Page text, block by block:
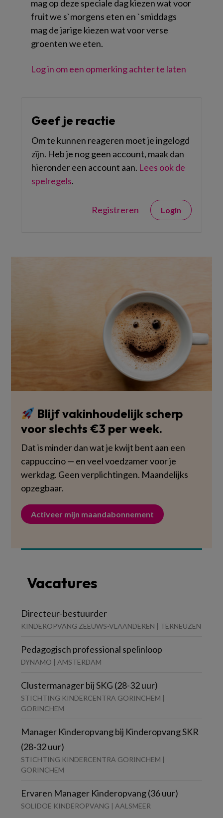
mag op deze speciale dag kiezen wat voor
fruit we s`morgens eten en `smiddags
mag de jarige kiezen wat voor verse
groenten we eten.
Log in om een opmerking achter te laten
Geef je reactie
Om te kunnen reageren moet je ingelogd
zijn. Heb je nog geen account, maak dan
hieronder een account aan. Lees ook de
spelregels.
Registreren Login
Blijf vakinhoudelijk scherp
voor slechts €3 per week.
Dat is minder dan wat je kwijt bent aan een
cappuccino — en veel voedzamer voor je
werkdag. Geen verplichtingen. Maandelijks
opzegbaar.
Activeer mijn maandabonnement
Vacatures
Directeur-bestuurder
KINDEROPVANG ZEEUWS-VLAANDEREN | TERNEUZEN
Pedagogisch professional spelinloop
DYNAMO | AMSTERDAM
Clustermanager bij SKG (28-32 uur)
STICHTING KINDERCENTRA GORINCHEM |
GORINCHEM
Manager Kinderopvang bij Kinderopvang SKR
(28-32 uur)
STICHTING KINDERCENTRA GORINCHEM |
GORINCHEM
Ervaren Manager Kinderopvang (36 uur)
SOLIDOE KINDEROPVANG | AALSMEER